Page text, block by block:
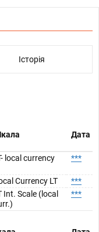
Історія
Дата
local currency ***
Currency LT
***
Int. Scale (local
***